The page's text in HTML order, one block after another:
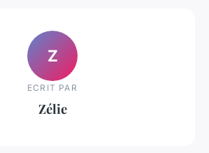
Z
ECRIT PAR
Zélie